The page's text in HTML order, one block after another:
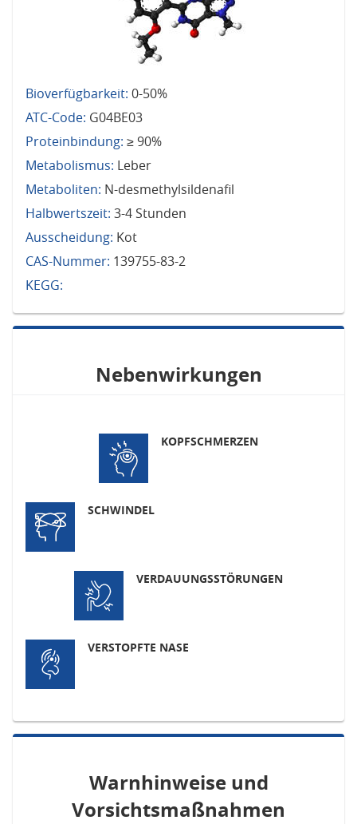
Bioverfügbarkeit: 0-50%
ATC-Code: G04BE03
Proteinbindung: ≥ 90%
Metabolismus: Leber
Metaboliten: N-desmethylsildenafil
Halbwertszeit: 3-4 Stunden
Ausscheidung: Kot
CAS-Nummer: 139755-83-2
KEGG:
Nebenwirkungen
KOPFSCHMERZEN
SCHWINDEL
VERDAUUNGSSTÖRUNGEN
VERSTOPFTE NASE
Warnhinweise und
Vorsichtsmaßnahmen